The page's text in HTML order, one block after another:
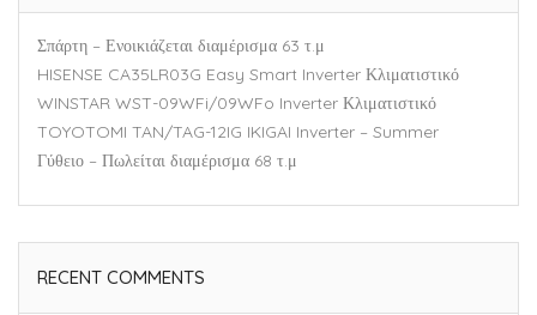
Σπάρτη – Ενοικιάζεται διαμέρισμα 63 τ.μ
HISENSE CA35LR03G Easy Smart Inverter Κλιματιστικό
WINSTAR WST-09WFi/09WFo Inverter Κλιματιστικό
TOYOTOMI TAN/TAG-12IG IKIGAI Inverter – Summer
Γύθειο – Πωλείται διαμέρισμα 68 τ.μ
RECENT COMMENTS